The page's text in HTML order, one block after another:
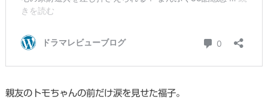
親友のトモちゃんの前だけ涙を見せた福子。